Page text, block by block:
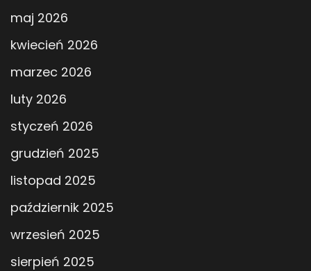
maj 2026
kwiecień 2026
marzec 2026
luty 2026
styczeń 2026
grudzień 2025
listopad 2025
październik 2025
wrzesień 2025
sierpień 2025